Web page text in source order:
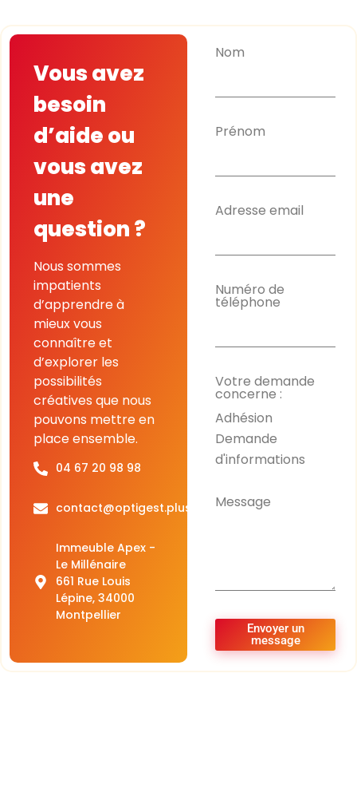
Vous avez
besoin
d’aide ou
vous avez
une
question ?
Nous sommes
impatients
d’apprendre à
mieux vous
connaître et
d’explorer les
possibilités
créatives que nous
pouvons mettre en
place ensemble.
04 67 20 98 98
contact@optigest.plus
Immeuble Apex -
Le Millénaire
661 Rue Louis
Lépine, 34000
Montpellier
Nom
Prénom
Adresse email
Numéro de
téléphone
Votre demande
concerne :
Adhésion
Demande
d'informations
Message
Envoyer un
message